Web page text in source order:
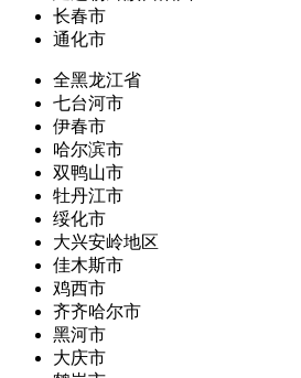
长春市
通化市
全黑龙江省
七台河市
伊春市
哈尔滨市
双鸭山市
牡丹江市
绥化市
大兴安岭地区
佳木斯市
鸡西市
齐齐哈尔市
黑河市
大庆市